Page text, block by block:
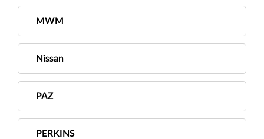
MWM
Nissan
PAZ
PERKINS